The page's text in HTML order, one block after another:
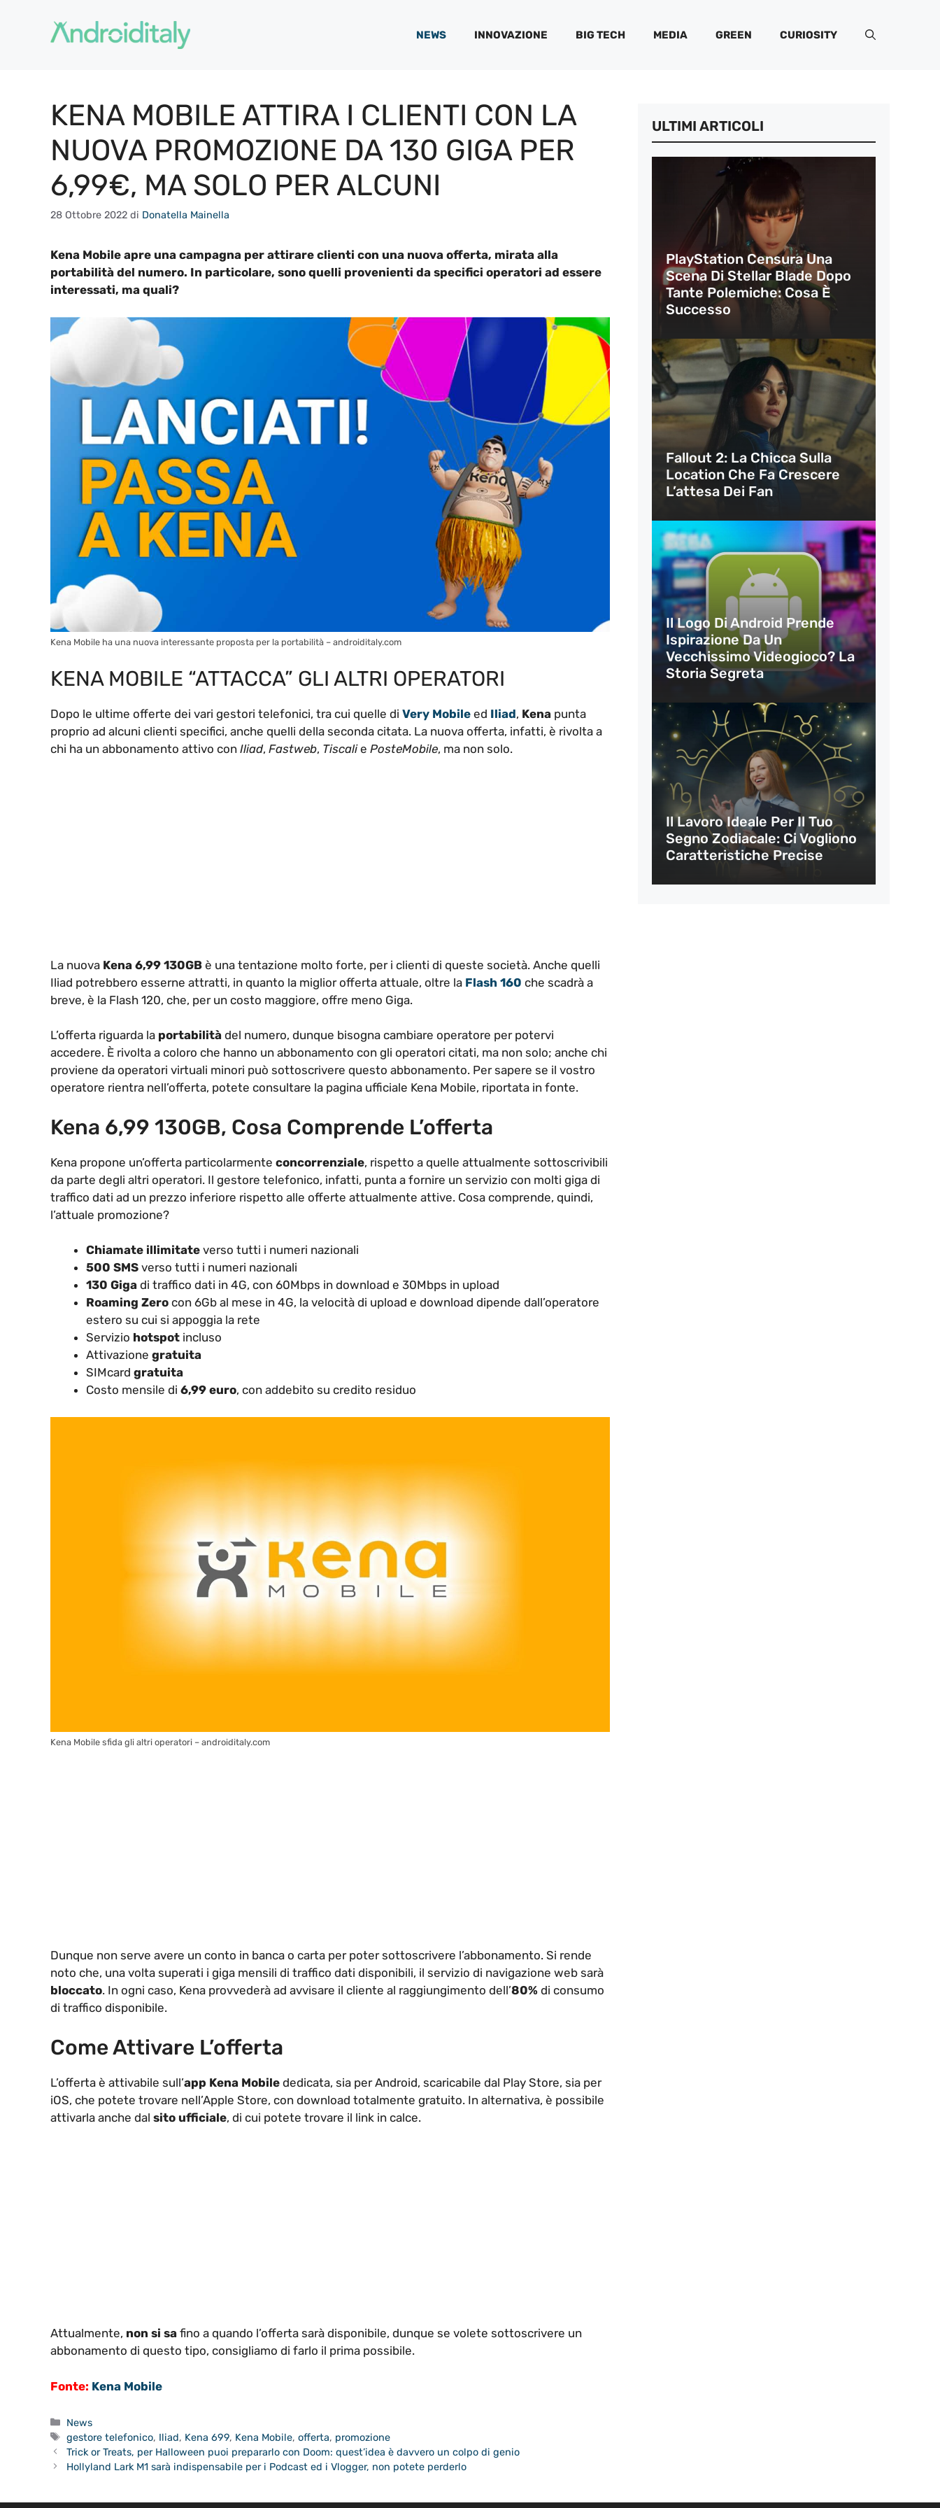
contenuto
NEWS INNOVAZIONE BIG TECH MEDIA GREEN CURIOSITY
KENA MOBILE ATTIRA I CLIENTI CON LA
NUOVA PROMOZIONE DA 130 GIGA PER
6,99€, MA SOLO PER ALCUNI
28 Ottobre 2022 di Donatella Mainella
Kena Mobile apre una campagna per attirare clienti con una nuova offerta, mirata alla
portabilità del numero. In particolare, sono quelli provenienti da specifici operatori ad essere
interessati, ma quali?
Kena Mobile ha una nuova interessante proposta per la portabilità – androiditaly.com
KENA MOBILE “ATTACCA” GLI ALTRI OPERATORI
Dopo le ultime offerte dei vari gestori telefonici, tra cui quelle di Very Mobile ed Iliad, Kena punta
proprio ad alcuni clienti specifici, anche quelli della seconda citata. La nuova offerta, infatti, è rivolta a
chi ha un abbonamento attivo con Iliad, Fastweb, Tiscalie PosteMobile, ma non solo.
La nuova Kena 6,99 130GB è una tentazione molto forte, per i clienti di queste società. Anche quelli
Iliad potrebbero esserne attratti, in quanto la miglior offerta attuale, oltre la Flash 160 che scadrà a
breve, è la Flash 120, che, per un costo maggiore, offre meno Giga.
L’offerta riguarda la portabilità del numero, dunque bisogna cambiare operatore per potervi
accedere. È rivolta a coloro che hanno un abbonamento con gli operatori citati, ma non solo; anche chi
proviene da operatori virtuali minori può sottoscrivere questo abbonamento. Per sapere se il vostro
operatore rientra nell’offerta, potete consultare la pagina ufficiale Kena Mobile, riportata in fonte.
Kena 6,99 130GB, Cosa Comprende L’offerta
Kena propone un’offerta particolarmente concorrenziale, rispetto a quelle attualmente sottoscrivibili
da parte degli altri operatori. Il gestore telefonico, infatti, punta a fornire un servizio con molti giga di
traffico dati ad un prezzo inferiore rispetto alle offerte attualmente attive. Cosa comprende, quindi,
l’attuale promozione?
Chiamate illimitate verso tutti i numeri nazionali
500 SMS verso tutti i numeri nazionali
130 Giga di traffico dati in 4G, con 60Mbps in download e 30Mbps in upload
Roaming Zero con 6Gb al mese in 4G, la velocità di upload e download dipende dall’operatore
estero su cui si appoggia la rete
Servizio hotspot incluso
Attivazione gratuita
SIMcard gratuita
Costo mensile di 6,99 euro, con addebito su credito residuo
Kena Mobile sfida gli altri operatori – androiditaly.com
Dunque non serve avere un conto in banca o carta per poter sottoscrivere l’abbonamento. Si rende
noto che, una volta superati i giga mensili di traffico dati disponibili, il servizio di navigazione web sarà
bloccato. In ogni caso, Kena provvederà ad avvisare il cliente al raggiungimento dell’80% di consumo
di traffico disponibile.
Come Attivare L’offerta
L’offerta è attivabile sull’app Kena Mobile dedicata, sia per Android, scaricabile dal Play Store, sia per
iOS, che potete trovare nell’Apple Store, con download totalmente gratuito. In alternativa, è possibile
attivarla anche dal sito ufficiale, di cui potete trovare il link in calce.
Attualmente, non si sa fino a quando l’offerta sarà disponibile, dunque se volete sottoscrivere un
abbonamento di questo tipo, consigliamo di farlo il prima possibile.
Fonte: Kena Mobile
Categorie
News
Tag
gestore telefonico, Iliad, Kena 699, Kena Mobile,offerta, promozione
Trick or Treats, per Halloween puoi prepararlo con Doom: quest’idea è davvero un colpo di genio
Hollyland Lark M1 sarà indispensabile per i Podcast ed i Vlogger, non potete perderlo
ULTIMI ARTICOLI
PlayStation Censura Una
Scena Di Stellar Blade Dopo
Tante Polemiche: Cosa È
Successo
Fallout 2: La Chicca Sulla
Location Che Fa Crescere
L’attesa Dei Fan
Il Logo Di Android Prende
Ispirazione Da Un
Vecchissimo Videogioco? La
Storia Segreta
Il Lavoro Ideale Per Il Tuo
Segno Zodiacale: Ci Vogliono
Caratteristiche Precise